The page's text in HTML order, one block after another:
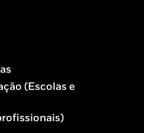
(Escolas e